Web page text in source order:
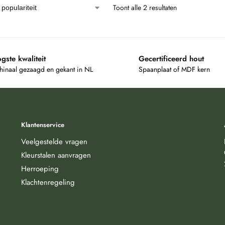
Toont alle 2 resultaten
kwaliteit
gezaagd en gekant in NL
Gecertificeerd hout
Spaanplaat of MDF kern
Klantenservice
Veelgestelde vragen
Kleurstalen aanvragen
Herroeping
Klachtenregeling